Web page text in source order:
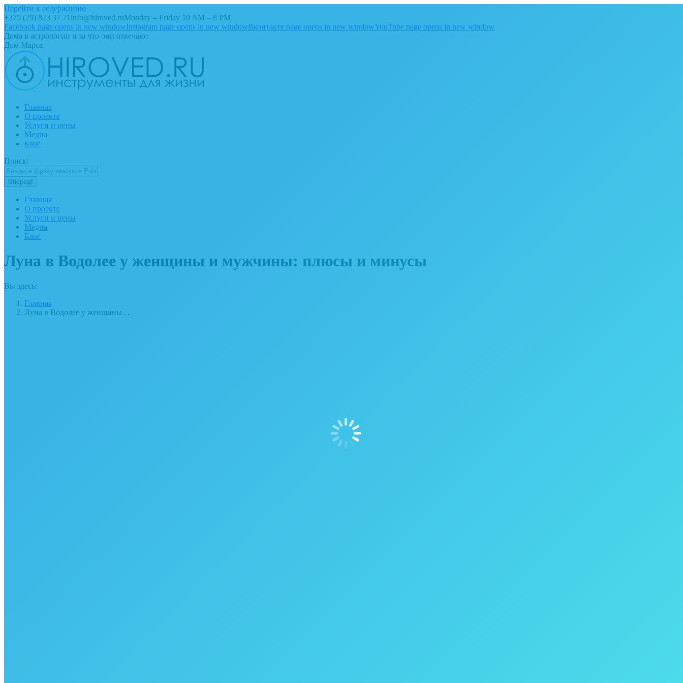
Перейти к содержанию
+375 (29) 823 37 71 info@hiroved.ruMonday – Friday 10 AM – 8 PM
Facebook page opens in new windowInstagram page opens in new windowВконтакте page opens in new windowYouTube page opens in new window
Дома в астрологии и за что они отвечают
Дом Марса
Главная
О проекте
Услуги и цены
Медиа
Блог
Поиск:
Главная
О проекте
Услуги и цены
Медиа
Блог
Луна в Водолее у женщины и мужчины: плюсы и минусы
Вы здесь:
Главная
Луна в Водолее у женщины…